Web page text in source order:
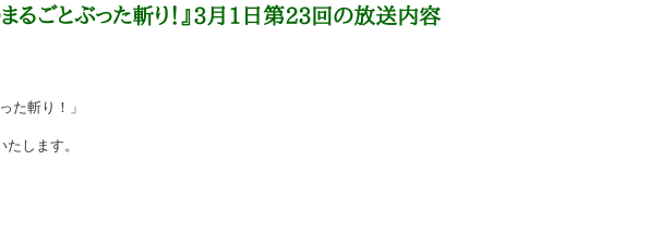
ごとぶった斬り！』3月1日第23回の放送内容
た斬り！」
します。